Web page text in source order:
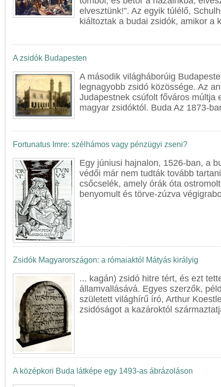
elvesztünk!”. Az egyik túlélő,
kiáltoztak a budai zsidók, amikor a
A zsidók Budapesten
A második világháborúig Buda
legnagyobb zsidó közössége. Az
Judapestnek csúfolt főváros múltja
magyar zsidóktól. Buda Az 1873-
Fortunatus Imre: szélhámos vagy pénzügyi zseni?
Egy júniusi hajnalon, 1526-ban, a
védői már nem tudták tovább
csőcselék, amely órák óta
benyomult és törve-zúzva
Zsidók Magyarországon: a rómaiaktól Mátyás királyig
... kagán) zsidó hitre tért, és ezt
államvallásává. Egyes szerzők,
született világhírű író, Arthur
zsidóságot a kazároktól
A középkori Buda látképe egy 1493-as ábrázoláson